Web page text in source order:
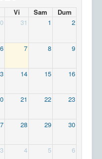
Vi Sam
Dum
31 1 2
6 7 8 9
14 15 16
21 22 23
28 29 30
3 4 5 6